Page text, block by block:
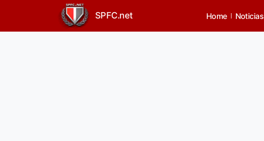
SPFC.net Home Noticias